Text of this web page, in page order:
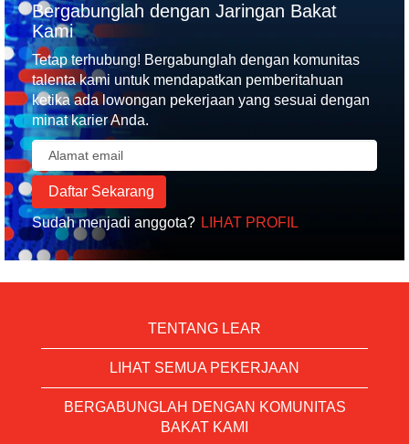
Bergabunglah dengan Jaringan Bakat
Kami
Tetap terhubung! Bergabunglah dengan komunitas
talenta kami untuk mendapatkan pemberitahuan
ketika ada lowongan pekerjaan yang sesuai dengan
minat karier Anda.
Sudah menjadi anggota? LIHAT PROFIL
TENTANG LEAR
LIHAT SEMUA PEKERJAAN
BERGABUNGLAH DENGAN KOMUNITAS
BAKAT KAMI